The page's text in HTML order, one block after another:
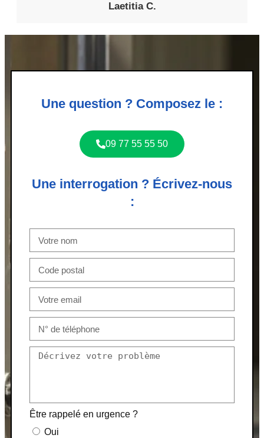
Laetitia C.
Une question ? Composez le :
09 77 55 55 50
Une interrogation ? Écrivez-nous
:
Être rappelé en urgence ?
Oui